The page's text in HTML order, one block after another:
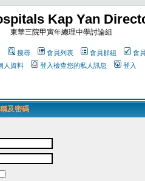
Kap Yan
東華三院甲寅年總理中學討論組
搜尋 會員列表 會員群組
會
人資料
登入檢查您的私人訊息 登入
及密碼